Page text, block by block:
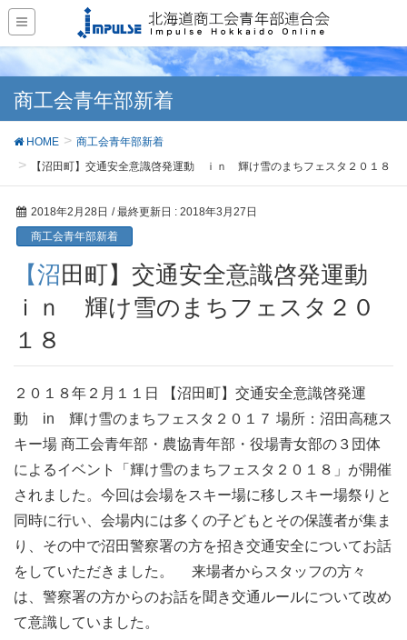
商工会青年部新着
HOME
商工会青年部新着
【沼田町】交通安全意識啓発運動 ｉｎ 輝け雪のまちフェスタ２０１８
2018年2月28日 / 最終更新日 : 2018年3月27日
商工会青年部新着
【沼田町】交通安全意識啓発運動
ｉｎ 輝け雪のまちフェスタ２０
１８
２０１８年２月１１日 【沼田町】交通安全意識啓発運
動 in 輝け雪のまちフェスタ２０１７ 場所：沼田高穂ス
キー場 商工会青年部・農協青年部・役場青女部の３団体
によるイベント「輝け雪のまちフェスタ２０１８」が開催
されました。今回は会場をスキー場に移しスキー場祭りと
同時に行い、会場内には多くの子どもとその保護者が集ま
り、その中で沼田警察署の方を招き交通安全についてお話
をしていただきました。 来場者からスタッフの方々
は、警察署の方からのお話を聞き交通ルールについて改め
て意識していました。